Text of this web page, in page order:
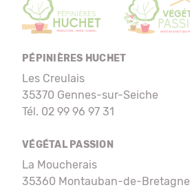
PÉPINIÈRES HUCHET
Les Creulais
35370 Gennes-sur-Seiche
Tél. 02 99 96 97 31
VÉGÉTAL PASSION
La Moucherais
35360 Montauban-de-Bretagne